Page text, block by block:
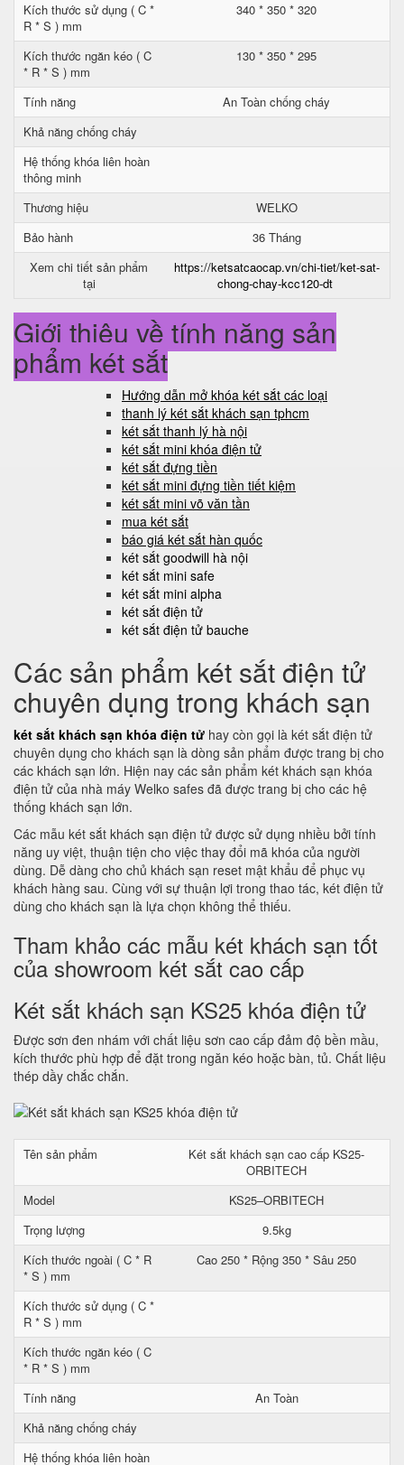
Kích thước sử dụng ( C *
R * S ) mm
340 * 350 * 320
Kích thước ngăn kéo ( C
* R * S ) mm
130 * 350 * 295
Tính năng
An Toàn chống cháy
Khả năng chống cháy
Hệ thống khóa liên hoàn
thông minh
Thương hiệu
WELKO
Bảo hành
36 Tháng
Xem chi tiết sản phẩm
tại
https://ketsatcaocap.vn/chi-tiet/ket-sat-
chong-chay-kcc120-dt
Giới thiệu về tính năng sản
phẩm két sắt
Hướng dẫn mở khóa két sắt các loại
thanh lý két sắt khách sạn tphcm
két sắt thanh lý hà nội
két sắt mini khóa điện tử
két sắt đựng tiền
két sắt mini đựng tiền tiết kiệm
két sắt mini võ văn tần
mua két sắt
báo giá két sắt hàn quốc
két sắt goodwill hà nội
két sắt mini safe
két sắt mini alpha
két sắt điện tử
két sắt điện tử bauche
Các sản phẩm két sắt điện tử
chuyên dụng trong khách sạn
két sắt khách sạn khóa điện tử hay còn gọi là két sắt điện tử
chuyên dụng cho khách sạn là dòng sản phẩm được trang bị cho
các khách sạn lớn. Hiện nay các sản phẩm két khách sạn khóa
điện tử của nhà máy Welko safes đã được trang bị cho các hệ
thống khách sạn lớn.
Các mẫu két sắt khách sạn điện tử được sử dụng nhiều bởi tính
năng uy việt, thuận tiện cho việc thay đổi mã khóa của người
dùng. Dễ dàng cho chủ khách sạn reset mật khẩu để phục vụ
khách hàng sau. Cùng với sự thuận lợi trong thao tác, két điện tử
dùng cho khách sạn là lựa chọn không thể thiếu.
Tham khảo các mẫu két khách sạn tốt
của showroom két sắt cao cấp
Két sắt khách sạn KS25 khóa điện tử
Được sơn đen nhám với chất liệu sơn cao cấp đảm độ bền mầu,
kích thước phù hợp để đặt trong ngăn kéo hoặc bàn, tủ. Chất liệu
thép dầy chắc chắn.
Tên sản phẩm
Két sắt khách sạn cao cấp KS25-
ORBITECH
Model
KS25–ORBITECH
Trọng lượng
9.5kg
Kích thước ngoài ( C * R
* S ) mm
Cao 250 * Rộng 350 * Sâu 250
Kích thước sử dụng ( C *
R * S ) mm
Kích thước ngăn kéo ( C
* R * S ) mm
Tính năng
An Toàn
Khả năng chống cháy
Hệ thống khóa liên hoàn